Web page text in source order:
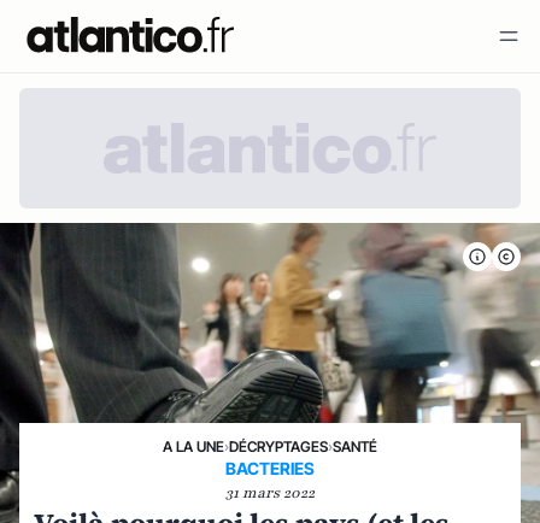
A LA UNE›DÉCRYPTAGES›SANTÉ
BACTERIES
31 mars 2022